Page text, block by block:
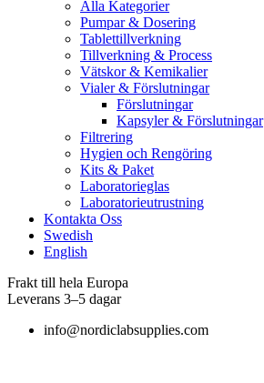
Alla Kategorier
Pumpar & Dosering
Tablettillverkning
Tillverkning & Process
Vätskor & Kemikalier
Vialer & Förslutningar
Förslutningar
Kapsyler & Förslutningar
Filtrering
Hygien och Rengöring
Kits & Paket
Laboratorieglas
Laboratorieutrustning
Kontakta Oss
Swedish
English
Frakt till hela Europa
Leverans 3–5 dagar
info@nordiclabsupplies.com